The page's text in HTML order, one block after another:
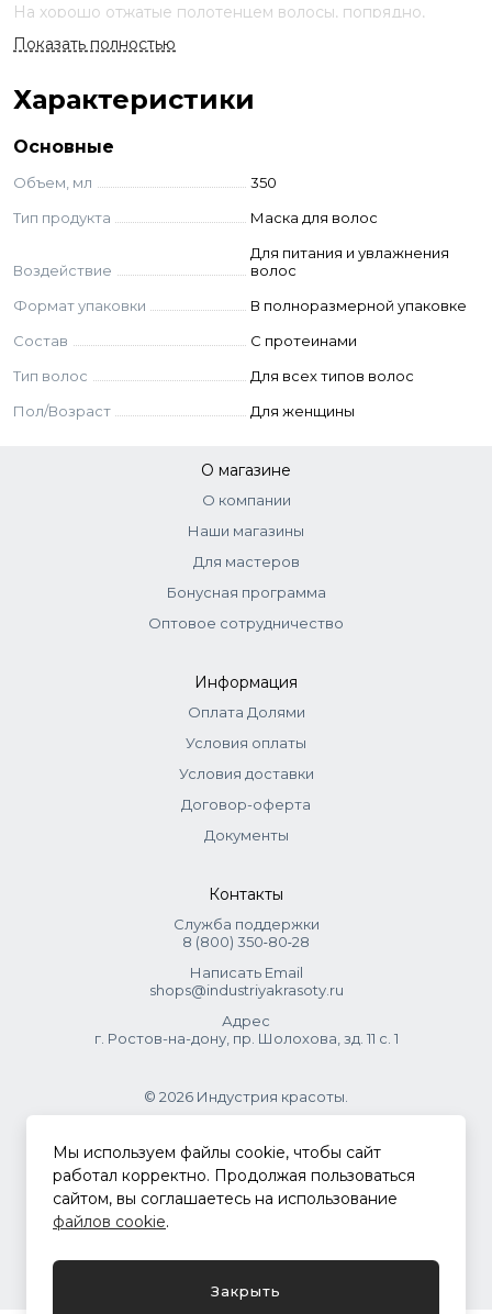
На хорошо отжатые полотенцем волосы, попрядно,
нанести кистью достаточное количество маски. Накрыть
п/э шапочкой и оставить под источником тепла на 10-15
без использования шампуня. Для достижения
йогуртовым шампунем.
Состав
Aqua (Water), Cetearyl Alcohol, Cetrimonium Chloride,
Dimethicone, Hydrolyzed Milk Protein, Leuconostoc/Radish
Root Ferment Filtrate, Glycerin, Amodimethicone, Trideceth-
12, Sodium Dehydroacetate, Citric Acid, BHT, Limonene,
Показать полностью
Характеристики
Основные
Объем, мл
350
Тип продукта
Маска для волос
Воздействие
Для питания и увлажнения
волос
Формат упаковки
В полноразмерной упаковке
Состав
С протеинами
Тип волос
Для всех типов волос
Пол/Возраст
Для женщины
О магазине
О компании
Наши магазины
Для мастеров
Бонусная программа
Оптовое сотрудничество
Информация
Оплата Долями
Условия оплаты
Условия доставки
Договор-оферта
Документы
Контакты
Служба поддержки
8 (800) 350‑80‑28
Написать Email
shops@industriyakrasoty.ru
Адрес
г. Ростов-на-дону, пр. Шолохова, зд. 11 с. 1
© 2026 Индустрия красоты.
.
Политика конфиденциальности
Мы используем файлы cookie, чтобы сайт
работал корректно. Продолжая пользоваться
сайтом, вы соглашаетесь на использование
файлов cookie.
Закрыть